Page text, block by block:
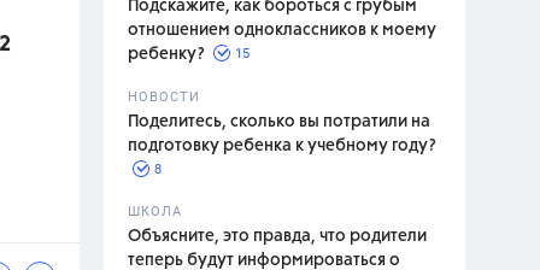
Подскажите, как бороться с грубым
отношением одноклассников к моему
ребенку?
15
НОВОСТИ
Поделитесь, сколько вы потратили на
подготовку ребенка к учебному году?
8
ШКОЛА
Объясните, это правда, что родители
теперь будут информироваться о